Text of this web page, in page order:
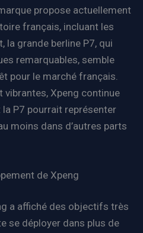
propose actuellement
français, incluant les
la grande berline P7, qui
remarquables, semble
pour le marché français.
Xpeng continue
la P7 pourrait représenter
moins dans d’autres parts
de Xpeng
a affiché des objectifs très
se déployer dans plus de